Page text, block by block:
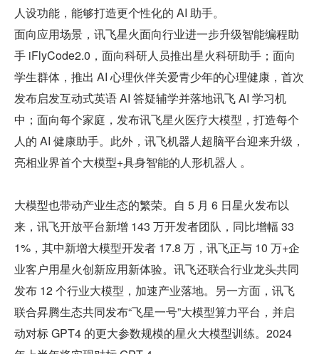
人设功能，能够打造更个性化的 AI 助手。
面向应用场景，讯飞星火面向行业进一步升级智能编程助
手 iFlyCode2.0，面向科研人员推出星火科研助手；面向
学生群体，推出 AI 心理伙伴关爱青少年的心理健康，首次
发布启发互动式英语 AI 答疑辅学并落地讯飞 AI 学习机
中；面向每个家庭，发布讯飞星火医疗大模型，打造每个
人的 AI 健康助手。此外，讯飞机器人超脑平台迎来升级，
亮相业界首个大模型+具身智能的人形机器人 。
大模型也带动产业生态的繁荣。自 5 月 6 日星火发布以
来，讯飞开放平台新增 143 万开发者团队，同比增幅 33
1%，其中新增大模型开发者 17.8 万，讯飞正与 10 万+企
业客户用星火创新应用新体验。讯飞还联合行业龙头共同
发布 12 个行业大模型，加速产业落地。另一方面，讯飞
联合昇腾生态共同发布“飞星一号”大模型算力平台，并启
动对标 GPT4 的更大参数规模的星火大模型训练。2024